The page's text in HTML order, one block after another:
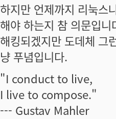
하지만 언제까지 리눅스
해야 하는지 참 의문입
해킹되겠지만 도데체 그
냥 푸념입니다.
"I conduct to live,
I live to compose."
--- Gustav Mahler